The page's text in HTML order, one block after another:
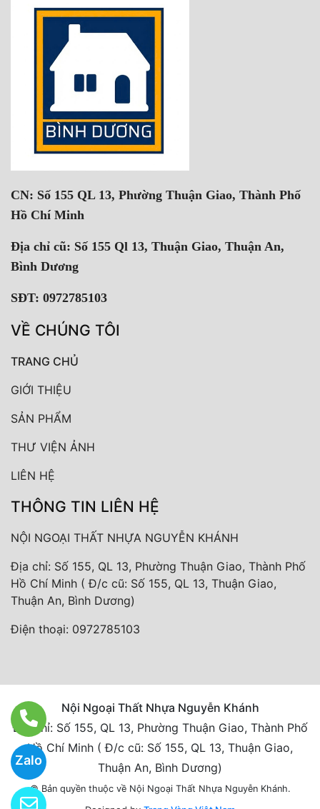
Zalo
CN: Số 155 QL 13, Phường Thuận Giao, Thành Phố
Hồ Chí Minh
Địa chỉ cũ: Số 155 Ql 13, Thuận Giao, Thuận An,
Bình Dương
SĐT: 0972785103
VỀ CHÚNG TÔI
TRANG CHỦ
GIỚI THIỆU
SẢN PHẨM
THƯ VIỆN ẢNH
LIÊN HỆ
THÔNG TIN LIÊN HỆ
NỘI NGOẠI THẤT NHỰA NGUYỄN KHÁNH
Địa chỉ: Số 155, QL 13, Phường Thuận Giao, Thành Phố
Hồ Chí Minh ( Đ/c cũ: Số 155, QL 13, Thuận Giao,
Thuận An, Bình Dương)
Điện thoại: 0972785103
Nội Ngoại Thất Nhựa Nguyễn Khánh
Địa chỉ: Số 155, QL 13, Phường Thuận Giao, Thành Phố
Hồ Chí Minh ( Đ/c cũ: Số 155, QL 13, Thuận Giao,
Thuận An, Bình Dương)
© Bản quyền thuộc về Nội Ngoại Thất Nhựa Nguyễn Khánh.